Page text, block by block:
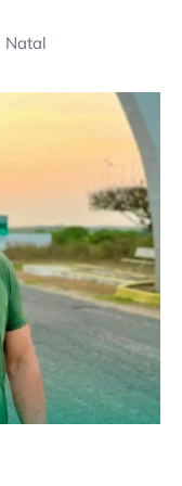
Natal